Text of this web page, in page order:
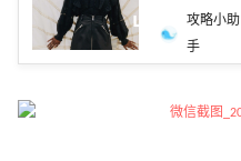
攻略小助
手